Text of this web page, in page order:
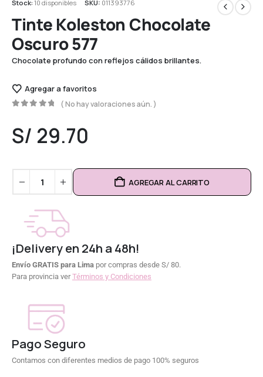
Stock: 10 disponibles SKU: 011393776
Tinte Koleston Chocolate
Oscuro 577
Chocolate profundo con reflejos cálidos brillantes.
Agregar a favoritos
( No hay valoraciones aún. )
S/ 29.70
AGREGAR AL CARRITO
¡Delivery en 24h a 48h!
Envío GRATIS para Lima por compras desde S/ 80.
Para provincia verTérminos y Condiciones
Pago Seguro
Contamos con diferentes medios de pago 100% seguros